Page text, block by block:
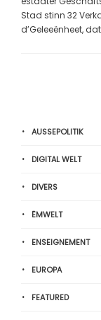
Stad stinn 32
d’Geleeënheet, dat
AUSSEPOLITIK
DIGITAL WELT
DIVERS
ËMWELT
ENSEIGNEMENT
EUROPA
FEATURED